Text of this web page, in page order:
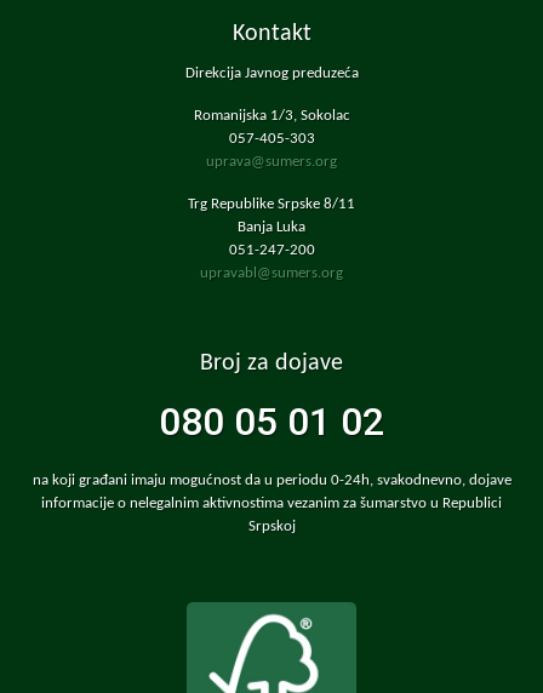
Kontakt
Direkcija Javnog preduzeća
Romanijska 1/3, Sokolac
057-405-303
uprava@sumers.org
Trg Republike Srpske 8/11
Banja Luka
051-247-200
upravabl@sumers.org
Broj za dojave
080 05 01 02
na koji građani imaju mogućnost da u periodu 0-24h, svakodnevno, dojave
informacije o nelegalnim aktivnostima vezanim za šumarstvo u Republici
Srpskoj